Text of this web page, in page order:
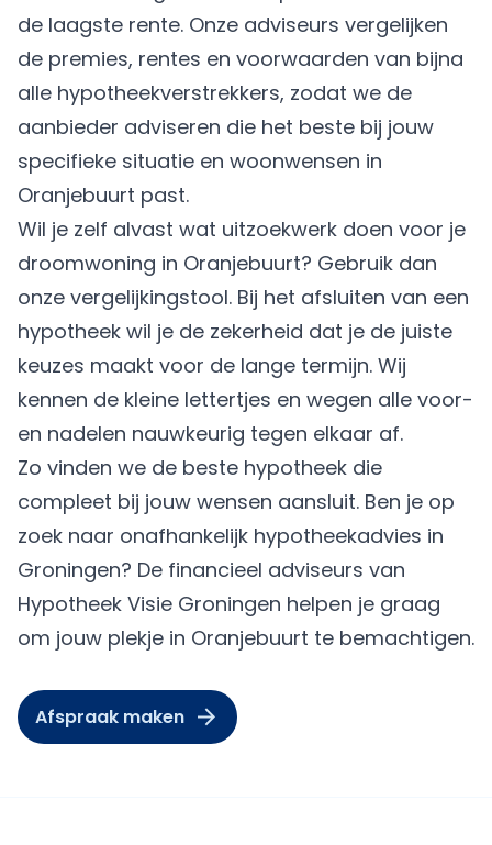
de laagste rente. Onze adviseurs vergelijken
de premies, rentes en voorwaarden van bijna
alle hypotheekverstrekkers, zodat we de
aanbieder adviseren die het beste bij jouw
specifieke situatie en woonwensen in
Oranjebuurt past.
Wil je zelf alvast wat uitzoekwerk doen voor je
droomwoning in Oranjebuurt? Gebruik dan
onze vergelijkingstool. Bij het afsluiten van een
hypotheek wil je de zekerheid dat je de juiste
keuzes maakt voor de lange termijn. Wij
kennen de kleine lettertjes en wegen alle voor-
en nadelen nauwkeurig tegen elkaar af.
Zo vinden we de beste hypotheek die
compleet bij jouw wensen aansluit. Ben je op
zoek naar onafhankelijk hypotheekadvies in
Groningen? De financieel adviseurs van
Hypotheek Visie Groningen helpen je graag
om jouw plekje in Oranjebuurt te bemachtigen.
Afspraak maken